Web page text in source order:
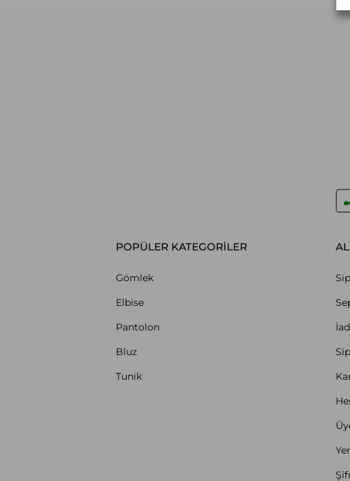
POPÜLER KATEGORİLER
Gömlek
Elbise
Pantolon
Bluz
Tunik